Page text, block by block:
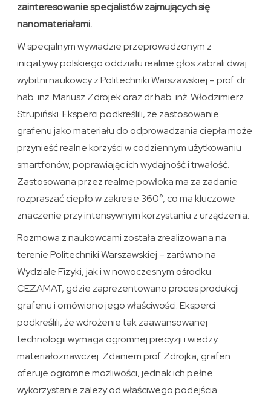
zainteresowanie specjalistów zajmujących się
nanomateriałami.
W specjalnym wywiadzie przeprowadzonym z
inicjatywy polskiego oddziału realme głos zabrali dwaj
wybitni naukowcy z Politechniki Warszawskiej – prof. dr
hab. inż. Mariusz Zdrojek oraz dr hab. inż. Włodzimierz
Strupiński. Eksperci podkreślili, że zastosowanie
grafenu jako materiału do odprowadzania ciepła może
przynieść realne korzyści w codziennym użytkowaniu
smartfonów, poprawiając ich wydajność i trwałość.
Zastosowana przez realme powłoka ma za zadanie
rozpraszać ciepło w zakresie 360°, co ma kluczowe
znaczenie przy intensywnym korzystaniu z urządzenia.
Rozmowa z naukowcami została zrealizowana na
terenie Politechniki Warszawskiej – zarówno na
Wydziale Fizyki, jak i w nowoczesnym ośrodku
CEZAMAT, gdzie zaprezentowano proces produkcji
grafenu i omówiono jego właściwości. Eksperci
podkreślili, że wdrożenie tak zaawansowanej
technologii wymaga ogromnej precyzji i wiedzy
materiałoznawczej. Zdaniem prof. Zdrojka, grafen
oferuje ogromne możliwości, jednak ich pełne
wykorzystanie zależy od właściwego podejścia